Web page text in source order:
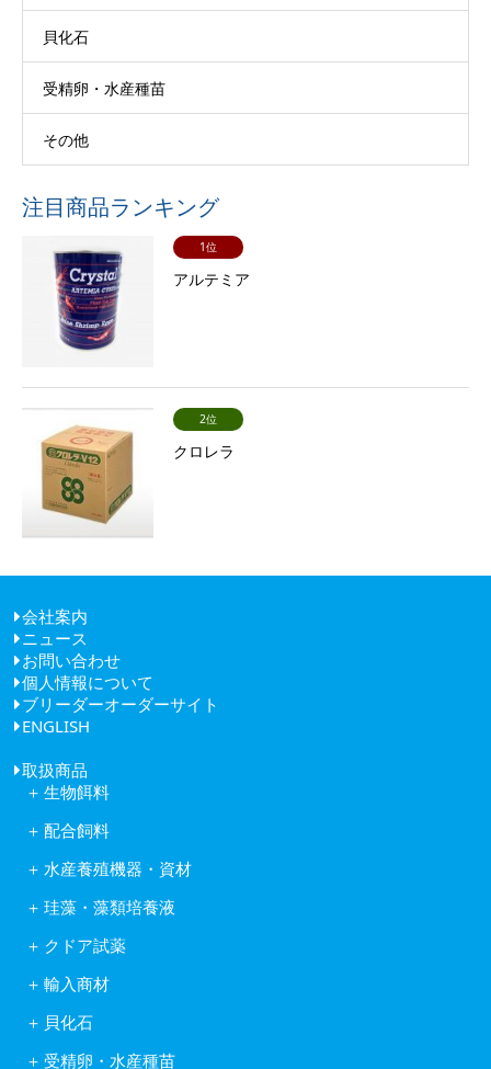
貝化石
受精卵・水産種苗
その他
注目商品ランキング
1位
アルテミア
2位
クロレラ
会社案内
ごあいさつ
経営理念
健康経営
会社概要
アクセス
ニュース
お問い合わせ
個人情報について
ブリーダーオーダーサイト
ENGLISH
取扱商品
生物餌料
ワムシ
アルテミア
コペポーダ
タマミジンコ休眠卵
配合飼料
株式会社ヒガシマル
フィード・ワン株式会社
林兼産業株式会社
日本農産工業株式会社
中部飼料株式会社
水産養殖機器・資材
岩崎紫外線殺菌システム
水産用酸素ガス発生装置
活魚移送用ポンプピンピンZ型
自動給餌機
オゾン処理システム
ソフテックス
珪藻・藻類培養液
藻類培養液KW21
含水ケイ酸ゲルカルチャー
Reed Mariculture社製品
クドア試薬
輸入商材
アルテミア
コペポーダ
貝化石
受精卵・水産種苗